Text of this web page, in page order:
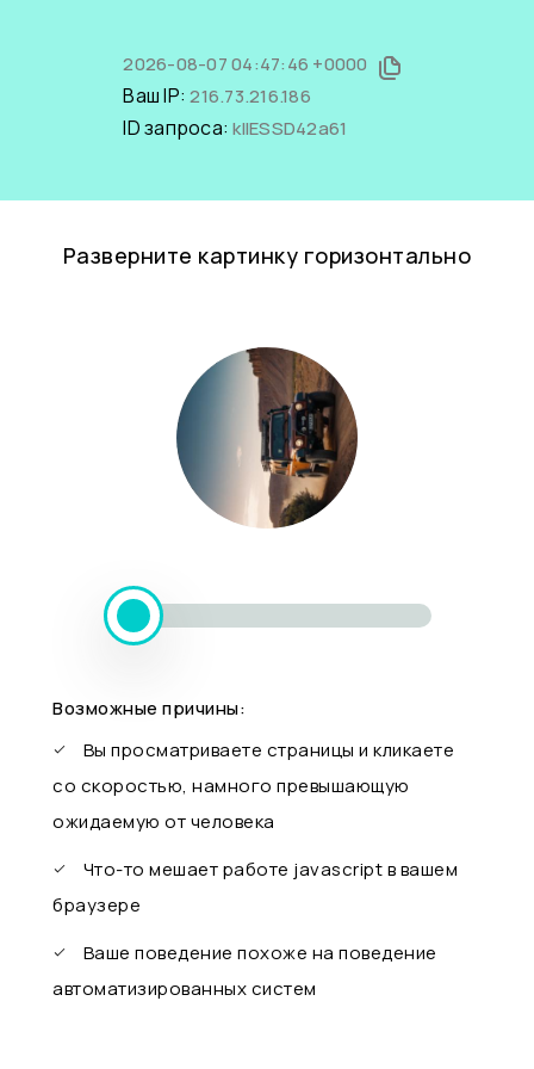
2026-08-07 04:47:46 +0000
Ваш IP:216.73.216.186
ID запроса:klIESSD42a61
Разверните картинку горизонтально
Возможные причины:
Вы просматриваете страницы и кликаете
со скоростью, намного превышающую
ожидаемую от человека
Что-то мешает работе javascript в вашем
браузере
Ваше поведение похоже на поведение
автоматизированных систем